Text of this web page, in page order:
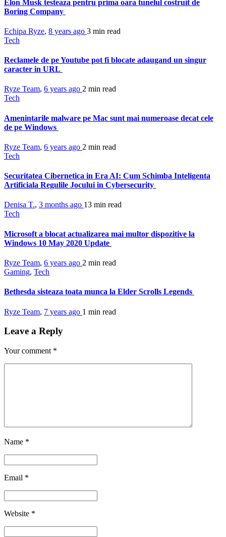
Elon Musk testeaza pentru prima oara tunelul costruit de
Boring Company
Echipa Ryze, 8 years ago 3 min read
Tech
Reclamele de pe Youtube pot fi blocate adaugand un singur
caracter in URL
Ryze Team, 6 years ago 2 min read
Tech
Amenintarile malware pe Mac sunt mai numeroase decat cele
de pe Windows
Ryze Team, 6 years ago 2 min read
Tech
Securitatea Cibernetica in Era AI: Cum Schimba Inteligenta
Artificiala Regulile Jocului in Cybersecurity
Denisa T., 3 months ago 13 min read
Tech
Microsoft a blocat actualizarea mai multor dispozitive la
Windows 10 May 2020 Update
Ryze Team, 6 years ago 2 min read
Gaming, Tech
Bethesda sisteaza toata munca la Elder Scrolls Legends
Ryze Team, 7 years ago 1 min read
Leave a Reply
Your comment *
Name *
Email *
Website *